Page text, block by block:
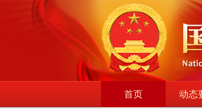
首页 动态